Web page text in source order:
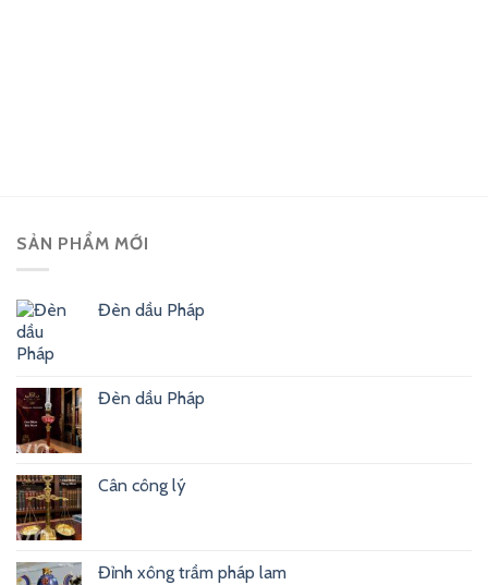
SẢN PHẨM MỚI
Đèn dầu Pháp
Đèn dầu Pháp
Cân công lý
Đỉnh xông trầm pháp lam